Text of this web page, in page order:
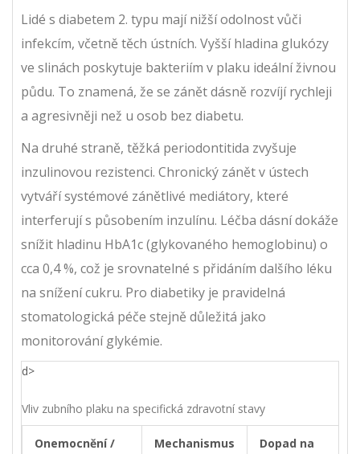
Lidé s diabetem 2. typu mají nižší odolnost vůči
infekcím, včetně těch ústních. Vyšší hladina glukózy
ve slinách poskytuje bakteriím v plaku ideální živnou
půdu. To znamená, že se zánět dásně rozvíjí rychleji
a agresivněji než u osob bez diabetu.
Na druhé straně, těžká periodontitida zvyšuje
inzulinovou rezistenci. Chronický zánět v ústech
vytváří systémové zánětlivé mediátory, které
interferují s působením inzulínu. Léčba dásní dokáže
snížit hladinu HbA1c (glykovaného hemoglobinu) o
cca 0,4 %, což je srovnatelné s přidáním dalšího léku
na snížení cukru. Pro diabetiky je pravidelná
stomatologická péče stejně důležitá jako
monitorování glykémie.
d>
Vliv zubního plaku na specifická zdravotní stavy
Onemocnění /
Mechanismus
Dopad na